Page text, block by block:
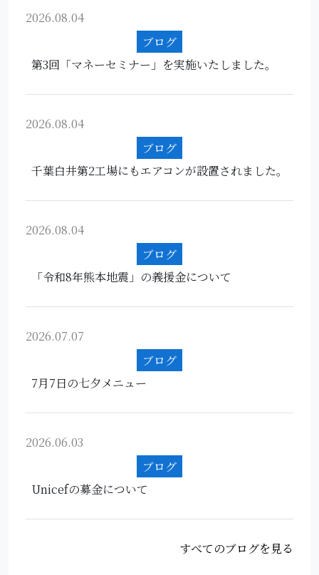
2026.08.04
ブログ
第3回「マネーセミナー」を実施いたしました。
2026.08.04
ブログ
千葉白井第2工場にもエアコンが設置されました。
2026.08.04
ブログ
「令和8年熊本地震」の義援金について
2026.07.07
ブログ
7月7日の七夕メニュー
2026.06.03
ブログ
Unicefの募金について
すべてのブログを見る